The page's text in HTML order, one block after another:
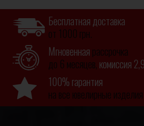
Бесплатная доставка
от 1000 грн.
Мгновенная рассрочка
до 6 месяцев, комиссия
100% гарантия
на все ювелирные изделия